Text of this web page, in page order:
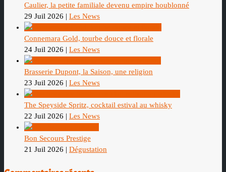
Caulier, la petite familiale devenu empire houblonné
29 Juil 2026 | Les News
Connemara Gold, tourbe douce et florale
24 Juil 2026 | Les News
Brasserie Dupont, la Saison, une religion
23 Juil 2026 | Les News
The Speyside Spritz, cocktail estival au whisky
22 Juil 2026 | Les News
Bon Secours Prestige
21 Juil 2026 | Dégustation